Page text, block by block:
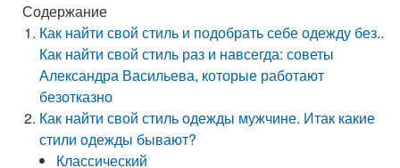
Содержание
Как найти свой стиль и подобрать себе одежду без..
Как найти свой стиль раз и навсегда: советы
Александра Васильева, которые работают
безотказно
Как найти свой стиль одежды мужчине. Итак какие
стили одежды бывают?
Классический